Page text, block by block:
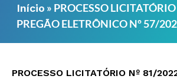
Início » PROCESSO
PREGÃO ELETRÔNICO Nº 57/
PROCESSO LICITATÓRIO Nº 81/